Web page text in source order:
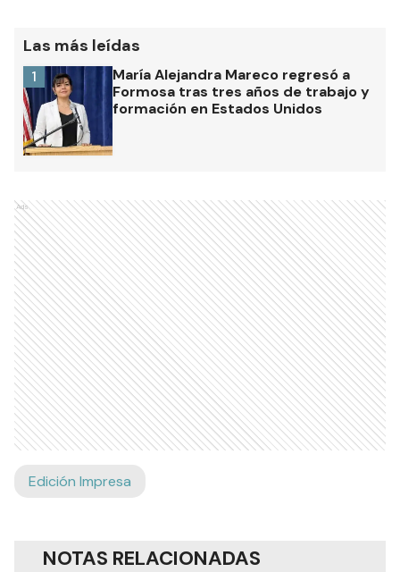
Las más leídas
María Alejandra Mareco regresó a
Formosa tras tres años de trabajo y
formación en Estados Unidos
1
Ads
Edición Impresa
NOTAS RELACIONADAS